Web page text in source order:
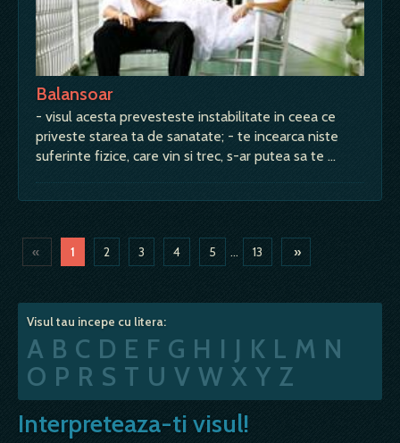
Balansoar
- visul acesta prevesteste instabilitate in ceea ce
priveste starea ta de sanatate; - te incearca niste
suferinte fizice, care vin si trec, s-ar putea sa te …
« 1 2 3 4 5 ... 13 »
Visul tau incepe cu litera:
A B C D E F G H I J K L M N
O P R S T U V W X Y Z
Interpreteaza-ti visul!